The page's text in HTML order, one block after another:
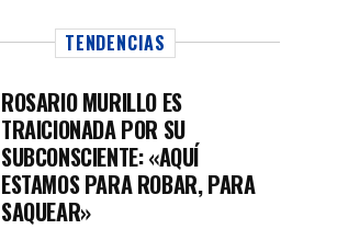
TENDENCIAS
ROSARIO MURILLO ES
TRAICIONADA POR SU
SUBCONSCIENTE: «AQUÍ
ESTAMOS PARA ROBAR, PARA
SAQUEAR»